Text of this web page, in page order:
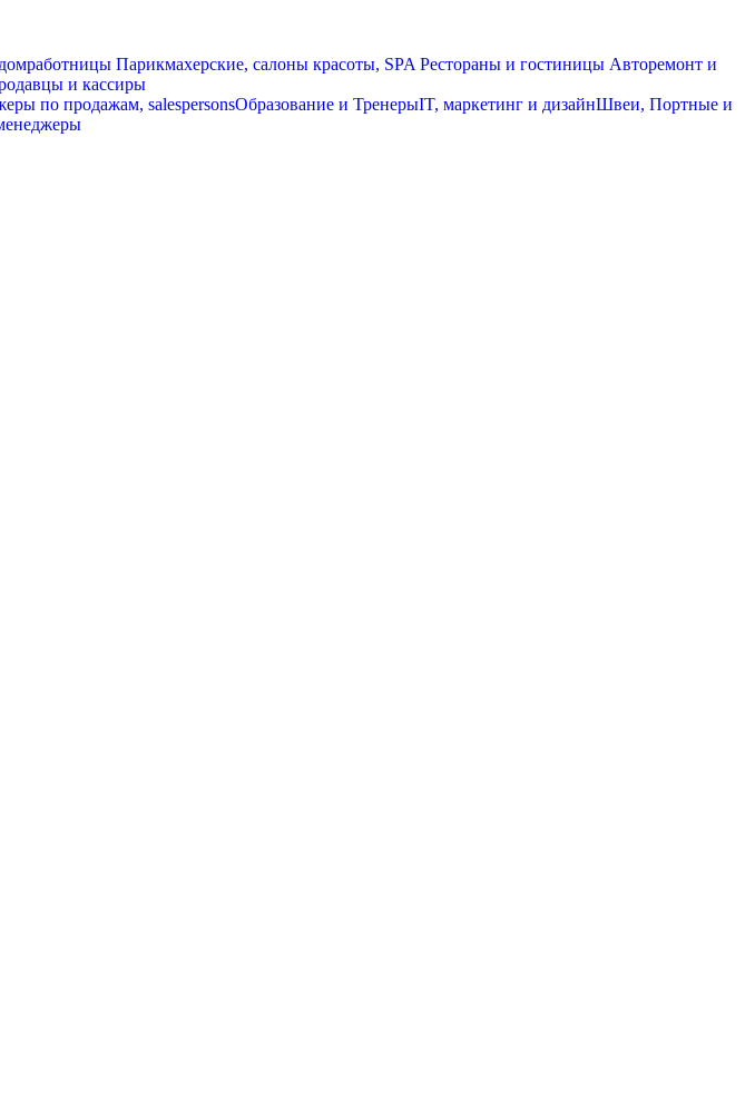
Парикмахерские, салоны красоты, SPA Рестораны и гостиницы Авторемонт и
и кассиры
по продажам, salespersonsОбразование и ТренерыIT, маркетинг и дизайнШвеи, Портные и